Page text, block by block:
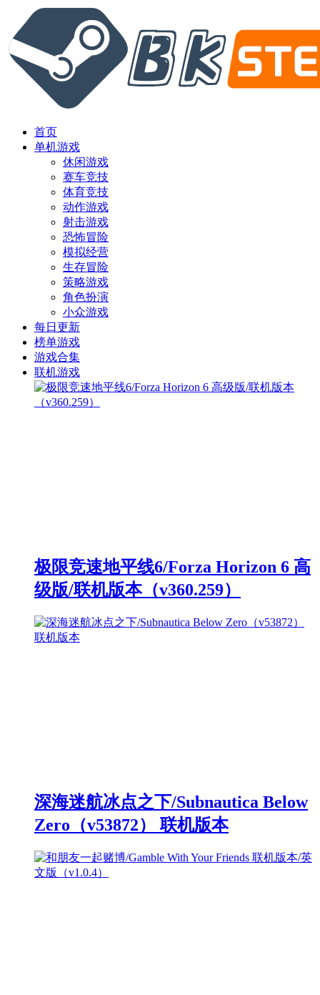
首页
单机游戏
休闲游戏
赛车竞技
体育竞技
动作游戏
射击游戏
恐怖冒险
模拟经营
生存冒险
策略游戏
角色扮演
小众游戏
每日更新
榜单游戏
游戏合集
联机游戏
极限竞速地平线6/Forza Horizon 6 高
级版/联机版本（v360.259）
深海迷航冰点之下/Subnautica Below
Zero（v53872） 联机版本